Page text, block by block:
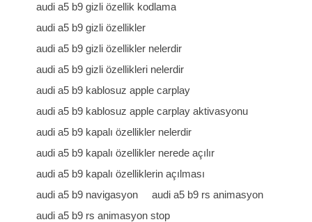
audi a5 b9 gizli özellik kodlama
audi a5 b9 gizli özellikler
audi a5 b9 gizli özellikler nelerdir
audi a5 b9 gizli özellikleri nelerdir
audi a5 b9 kablosuz apple carplay
audi a5 b9 kablosuz apple carplay aktivasyonu
audi a5 b9 kapalı özellikler nelerdir
audi a5 b9 kapalı özellikler nerede açılır
audi a5 b9 kapalı özelliklerin açılması
audi a5 b9 navigasyon
audi a5 b9 rs animasyon
audi a5 b9 rs animasyon stop